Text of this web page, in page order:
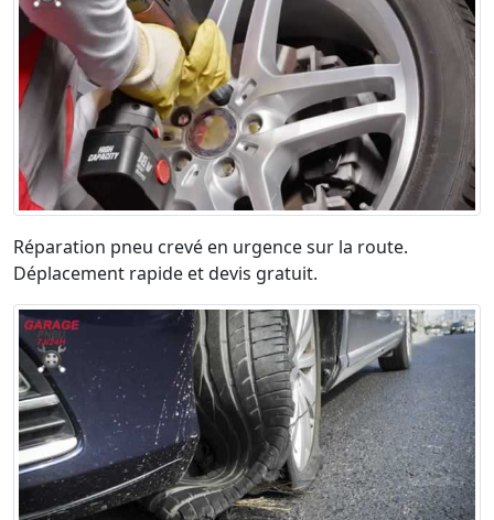
Réparation pneu crevé en urgence sur la route.
Déplacement rapide et devis gratuit.